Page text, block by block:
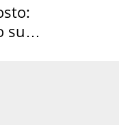
su